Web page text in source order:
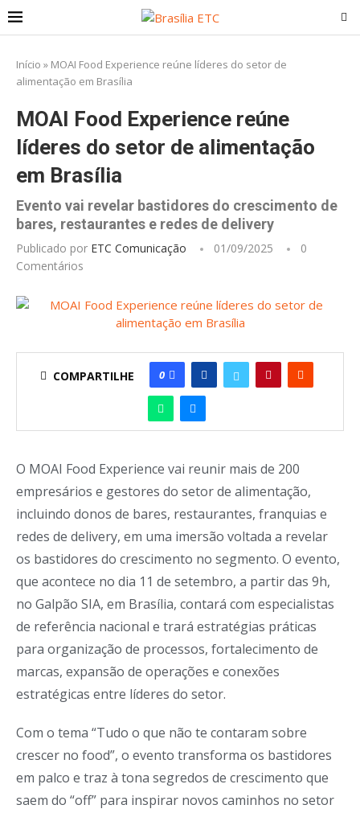
Início » MOAI Food Experience reúne líderes do setor de
alimentação em Brasília
MOAI Food Experience reúne
líderes do setor de alimentação
em Brasília
Evento vai revelar bastidores do crescimento de
bares, restaurantes e redes de delivery
Publicado por ETC Comunicação 01/09/2025
0
Comentários
COMPARTILHE 0
O MOAI Food Experience vai reunir mais de 200
empresários e gestores do setor de alimentação,
incluindo donos de bares, restaurantes, franquias e
redes de delivery, em uma imersão voltada a revelar
os bastidores do crescimento no segmento. O evento,
que acontece no dia 11 de setembro, a partir das 9h,
no Galpão SIA, em Brasília, contará com especialistas
de referência nacional e trará estratégias práticas
para organização de processos, fortalecimento de
marcas, expansão de operações e conexões
estratégicas entre líderes do setor.
Com o tema “Tudo o que não te contaram sobre
crescer no food”, o evento transforma os bastidores
em palco e traz à tona segredos de crescimento que
saem do “off” para inspirar novos caminhos no setor